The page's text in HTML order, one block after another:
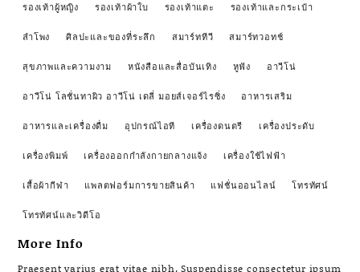
รองเท้าผู้หญิง รองเท้าผ้าใบ รองเท้าแตะ รองเท้าและกระเป๋า
ลำโพง ศิลปะและของที่ระลึก สมาร์ททีวี สมาร์ทวอทช์
สุขภาพและความงาม หนังสือและสื่อบันเทิง หูฟัง อาวีโน่
อาวีโน่ โลชั่นทาผิว อาวีโน่ เดลี่ มอยส์เจอร์ไรซิ่ง อาหารเสริม
อาหารและเครื่องดื่ม อุปกรณ์ไอที เครื่องดนตรี เครื่องประดับ
เครื่องพิมพ์ เครื่องออกกำลังกายกลางแจ้ง เครื่องใช้ไฟฟ้า
เสื้อผ้ากีฬา แพลตฟอร์มการขายสินค้า แฟชั่นออนไลน์ โทรทัศน์
โทรทัศน์และวิดีโอ
More Info
Praesent varius erat vitae nibh. Suspendisse consectetur ipsum